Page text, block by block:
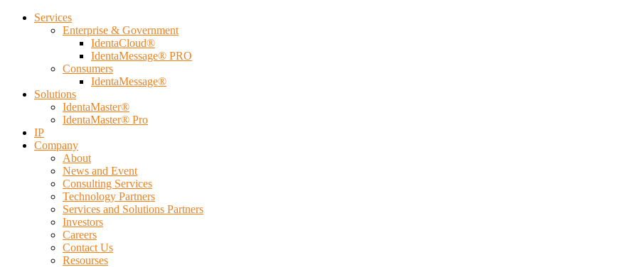
Services
Enterprise & Government
IdentaCloud®
IdentaMessage® PRO
Consumers
IdentaMessage®
Solutions
IdentaMaster®
IdentaMaster® Pro
IP
Company
About
News and Event
Consulting Services
Technology Partners
Services and Solutions Partners
Investors
Careers
Contact Us
Resourses